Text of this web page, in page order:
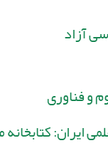
آزاد
و فناوری
ایران: کتابخانه